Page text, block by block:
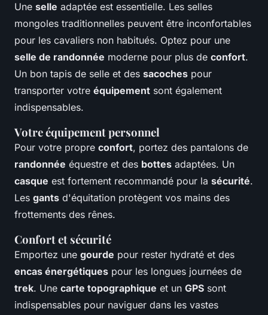
Une selle adaptée est essentielle. Les selles
mongoles traditionnelles peuvent être inconfortables
pour les cavaliers non habitués. Optez pour une
selle de randonnée moderne pour plus de confort.
Un bon tapis de selle et des sacoches pour
transporter votre équipement sont également
indispensables.
Votre équipement personnel
Pour votre propre confort, portez des pantalons de
randonnée équestre et des bottes adaptées. Un
casque est fortement recommandé pour la sécurité.
Les gants d'équitation protègent vos mains des
frottements des rênes.
Confort et sécurité
Emportez une gourde pour rester hydraté et des
encas énergétiques pour les longues journées de
trek. Une carte topographique et un GPS sont
indispensables pour naviguer dans les vastes